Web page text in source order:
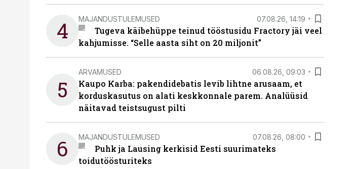
4 MAJANDUSTULEMUSED 07.08.26, 14:19
Tugeva käibehüppe teinud tööstusidu Fractory jäi veel
kahjumisse. “Selle aasta siht on 20 miljonit”
5
ARVAMUSED 06.08.26, 09:03
Kaupo Karba: pakendidebatis levib lihtne arusaam, et
korduskasutus on alati keskkonnale parem. Analüüsid
näitavad teistsugust pilti
6 MAJANDUSTULEMUSED 07.08.26, 08:00
Puhk ja Lausing kerkisid Eesti suurimateks
toidutöösturiteks